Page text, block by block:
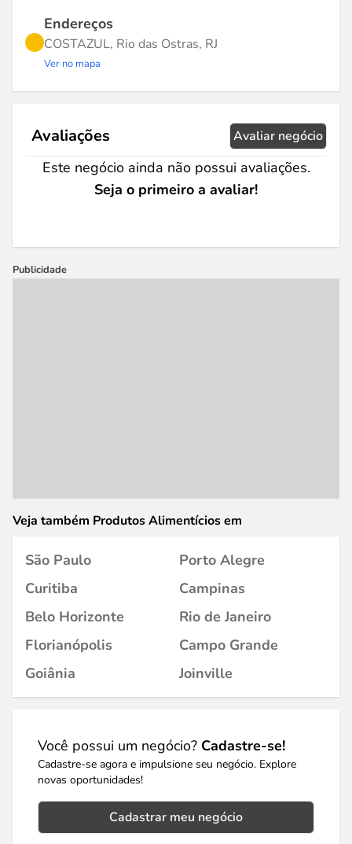
Endereços
COSTAZUL, Rio das Ostras, RJ
Ver no mapa
Avaliações Avaliar negócio
Este negócio ainda não possui avaliações.
Seja o primeiro a avaliar!
Publicidade
Veja também Produtos Alimentícios em
São Paulo
Porto Alegre
Curitiba
Campinas
Belo Horizonte
Rio de Janeiro
Florianópolis
Campo Grande
Goiânia
Joinville
Você possui um negócio? Cadastre-se!
Cadastre-se agora e impulsione seu negócio. Explore
novas oportunidades!
Cadastrar meu negócio